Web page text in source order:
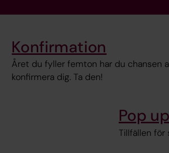
Konfirmation
Året du fyller femton har du chansen
konfirmera dig. Ta den!
Pop
Tillfällen för